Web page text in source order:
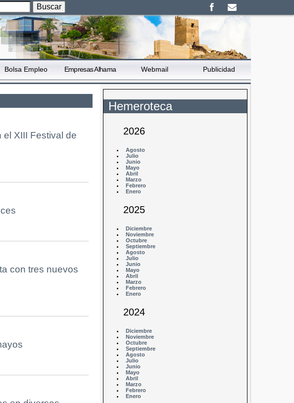
Bolsa Empleo Empresas Alhama Webmail Publicidad
XIII Festival de
con tres nuevos
Hemeroteca
2026
Agosto
Julio
Junio
Mayo
Abril
Marzo
Febrero
Enero
2025
Diciembre
Noviembre
Octubre
Septiembre
Agosto
Julio
Junio
Mayo
Abril
Marzo
Febrero
Enero
2024
Diciembre
Noviembre
Octubre
Septiembre
Agosto
Julio
Junio
Mayo
Abril
Marzo
Febrero
Enero